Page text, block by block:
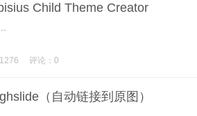
Child Theme Creator
评论：0
（自动链接到原图）